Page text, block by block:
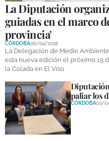
La Diputación
guiadas en el marco
provincia'
CÓRDOBA06/04/2018
La Delegación de Medio
esta nueva edición el próximo 15
la Colada en El Viso
paliar los
CÓRDOBA03/